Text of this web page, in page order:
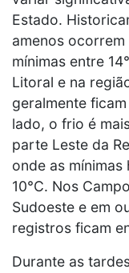
Estado.
amenos
mínimas entre
Litoral e na
geralmente
lado, o frio é
parte Leste da
onde as
10°C. Nos
Sudoeste e em
registros ficam
Durante as